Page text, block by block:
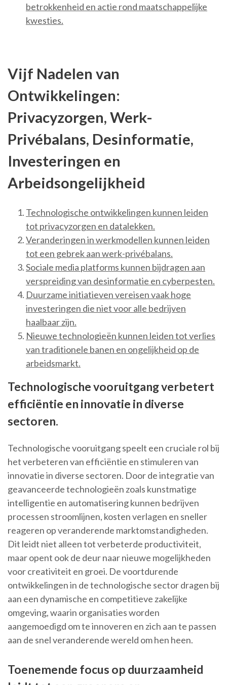
betrokkenheid en actie rond maatschappelijke
kwesties.
Vijf Nadelen van
Ontwikkelingen:
Privacyzorgen, Werk-
Privébalans, Desinformatie,
Investeringen en
Arbeidsongelijkheid
Technologische ontwikkelingen kunnen leiden
tot privacyzorgen en datalekken.
Veranderingen in werkmodellen kunnen leiden
tot een gebrek aan werk-privébalans.
Sociale media platforms kunnen bijdragen aan
verspreiding van desinformatie en cyberpesten.
Duurzame initiatieven vereisen vaak hoge
investeringen die niet voor alle bedrijven
haalbaar zijn.
Nieuwe technologieën kunnen leiden tot verlies
van traditionele banen en ongelijkheid op de
arbeidsmarkt.
Technologische vooruitgang verbetert
efficiëntie en innovatie in diverse
sectoren.
Technologische vooruitgang speelt een cruciale rol bij
het verbeteren van efficiëntie en stimuleren van
innovatie in diverse sectoren. Door de integratie van
geavanceerde technologieën zoals kunstmatige
intelligentie en automatisering kunnen bedrijven
processen stroomlijnen, kosten verlagen en sneller
reageren op veranderende marktomstandigheden.
Dit leidt niet alleen tot verbeterde productiviteit,
maar opent ook de deur naar nieuwe mogelijkheden
voor creativiteit en groei. De voortdurende
ontwikkelingen in de technologische sector dragen bij
aan een dynamische en competitieve zakelijke
omgeving, waarin organisaties worden
aangemoedigd om te innoveren en zich aan te passen
aan de snel veranderende wereld om hen heen.
Toenemende focus op duurzaamheid